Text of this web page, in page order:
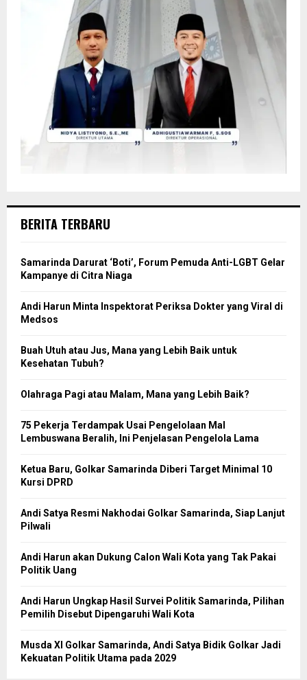
BERITA TERBARU
Samarinda Darurat ‘Boti’, Forum Pemuda Anti-LGBT Gelar
Kampanye di Citra Niaga
Andi Harun Minta Inspektorat Periksa Dokter yang Viral di
Medsos
Buah Utuh atau Jus, Mana yang Lebih Baik untuk
Kesehatan Tubuh?
Olahraga Pagi atau Malam, Mana yang Lebih Baik?
75 Pekerja Terdampak Usai Pengelolaan Mal
Lembuswana Beralih, Ini Penjelasan Pengelola Lama
Ketua Baru, Golkar Samarinda Diberi Target Minimal 10
Kursi DPRD
Andi Satya Resmi Nakhodai Golkar Samarinda, Siap Lanjut
Pilwali
Andi Harun akan Dukung Calon Wali Kota yang Tak Pakai
Politik Uang
Andi Harun Ungkap Hasil Survei Politik Samarinda, Pilihan
Pemilih Disebut Dipengaruhi Wali Kota
Musda XI Golkar Samarinda, Andi Satya Bidik Golkar Jadi
Kekuatan Politik Utama pada 2029